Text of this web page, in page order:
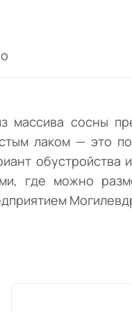
сосны
лаком — это
обустройства
где можно